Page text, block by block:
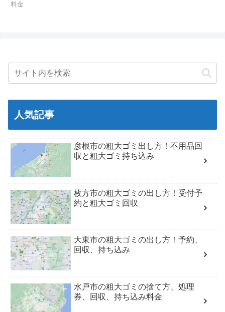
料金
人気記事
彦根市の粗大ゴミ出し方！不用品回
収と粗大ゴミ持ち込み
枚方市の粗大ゴミの出し方！受付予
約と粗大ゴミ回収
大東市の粗大ゴミの出し方！予約、
回収、持ち込み
水戸市の粗大ゴミの捨て方、処理
券、回収、持ち込み料金